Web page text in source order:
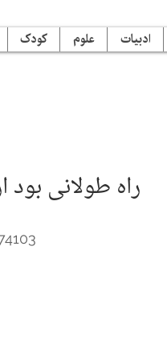
ادبیات علوم کودک
راه طولانی